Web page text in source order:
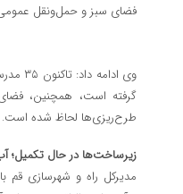
فضای سبز و حمل‌ونقل
گرفته است، همچنین،
طرح‌ریزی‌ها لحاظ شده است.
زیرساخت‌ها در حال تکمیل؛